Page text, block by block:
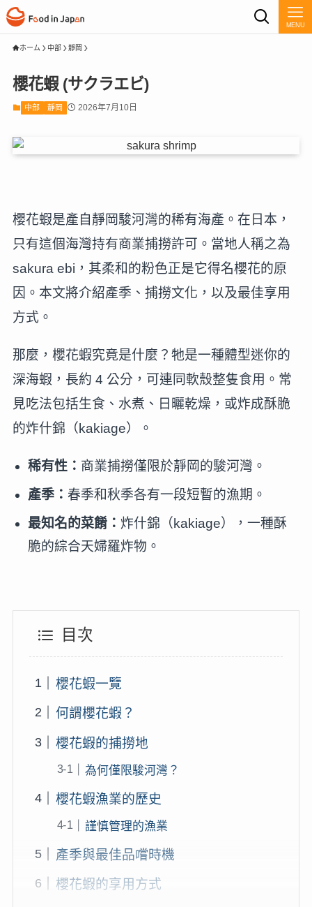
MENU
ホーム 中部 靜岡
櫻花蝦 (サクラエビ)
中部 靜岡 2026年7月10日
櫻花蝦是產自靜岡駿河灣的稀有海產。在日本，
只有這個海灣持有商業捕撈許可。當地人稱之為
sakura ebi，其柔和的粉色正是它得名櫻花的原
因。本文將介紹產季、捕撈文化，以及最佳享用
方式。
那麼，櫻花蝦究竟是什麼？牠是一種體型迷你的
深海蝦，長約 4 公分，可連同軟殼整隻食用。常
見吃法包括生食、水煮、日曬乾燥，或炸成酥脆
的炸什錦（kakiage）。
稀有性： 商業捕撈僅限於靜岡的駿河灣。
產季： 春季和秋季各有一段短暫的漁期。
最知名的菜餚：炸什錦（kakiage），一種酥
脆的綜合天婦羅炸物。
目次
櫻花蝦一覽
何謂櫻花蝦？
櫻花蝦的捕撈地
為何僅限駿河灣？
櫻花蝦漁業的歷史
謹慎管理的漁業
產季與最佳品嚐時機
櫻花蝦的享用方式